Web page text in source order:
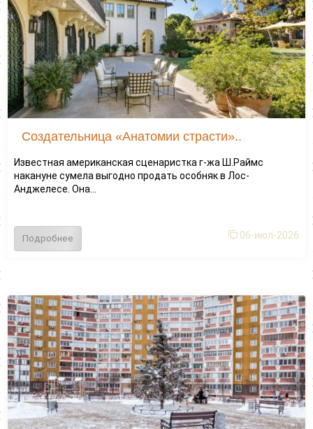
Создательница «Анатомии страсти»..
Известная американская сценаристка г-жа Ш.Раймс
накануне сумела выгодно продать особняк в Лос-
Анджелесе. Она...
Подробнее 06-июл-2026